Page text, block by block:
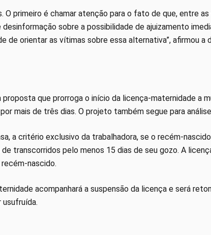
O primeiro é chamar atenção para o fato de que, entre
sobre a possibilidade de ajuizamento
de orientar as vítimas sobre essa alternativa”, afirmou a
que prorroga o início da licença-maternidade a
mais de três dias. O projeto também segue para
a critério exclusivo da trabalhadora, se o recém-
transcorridos pelo menos 15 dias de seu gozo. A
nascido.
acompanhará a suspensão da licença e será